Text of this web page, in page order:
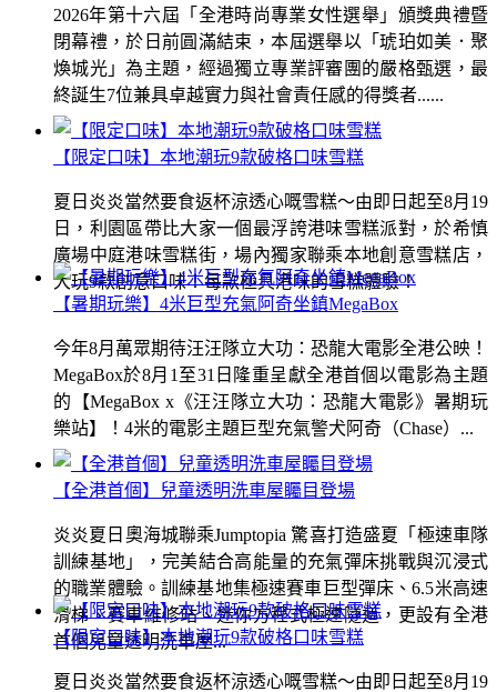
【限定口味】本地潮玩9款破格口味雪糕
夏日炎炎當然要食返杯涼透心嘅雪糕～由即日起至8月19
日，利園區帶比大家一個最浮誇港味雪糕派對，於希慎
廣場中庭港味雪糕街，場內獨家聯乘本地創意雪糕店，
大玩9款創意口味！每款極具港味的雪糕體驗！
【全港首個】兒童透明洗車屋矚目登場
炎炎夏日奧海城聯乘Jumptopia 驚喜打造盛夏「極速車隊
訓練基地」，完美結合高能量的充氣彈床挑戰與沉浸式
的職業體驗。訓練基地集極速賽車巨型彈床、6.5米高速
滑梯、賽車維修站、迷你方程式極速隧道，更設有全港
首個兒童透明洗車屋...
2026年第十六屆「全港時尚專業女性選舉」頒獎典禮暨
閉幕禮，於日前圓滿結束，本屆選舉以「琥珀如美．聚
煥城光」為主題，經過獨立專業評審團的嚴格甄選，最
終誕生7位兼具卓越實力與社會責任感的得獎者......
【暑期玩樂】4米巨型充氣阿奇坐鎮MegaBox
今年8月萬眾期待汪汪隊立大功：恐龍大電影全港公映！
MegaBox於8月1至31日隆重呈獻全港首個以電影為主題
的【MegaBox x《汪汪隊立大功：恐龍大電影》暑期玩
樂站】！4米的電影主題巨型充氣警犬阿奇（Chase）...
【限定口味】本地潮玩9款破格口味雪糕
夏日炎炎當然要食返杯涼透心嘅雪糕～由即日起至8月19